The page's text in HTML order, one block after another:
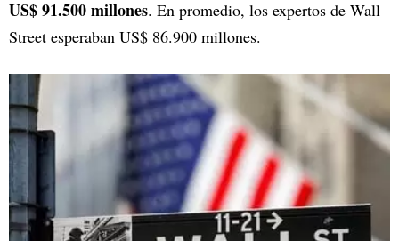
US$ 91.500 millones. En promedio, los expertos de Wall
Street esperaban US$ 86.900 millones.